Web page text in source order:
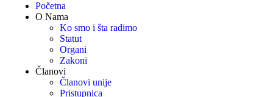
Početna
O Nama
Ko smo i šta radimo
Statut
Organi
Zakoni
Članovi
Članovi unije
Pristupnica